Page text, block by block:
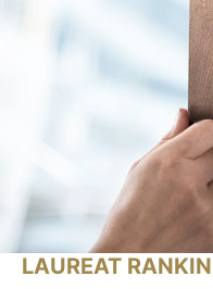
LAUREAT